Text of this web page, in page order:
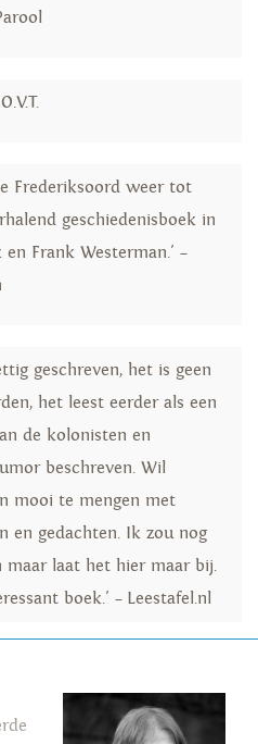
Frederiksoord weer tot
geschiedenisboek in
Frank Westerman.' –
geschreven, het is geen
het leest eerder als een
de kolonisten en
beschreven. Wil
mooi te mengen met
en gedachten. Ik zou nog
laat het hier maar bij.
boek.' – Leestafel.nl